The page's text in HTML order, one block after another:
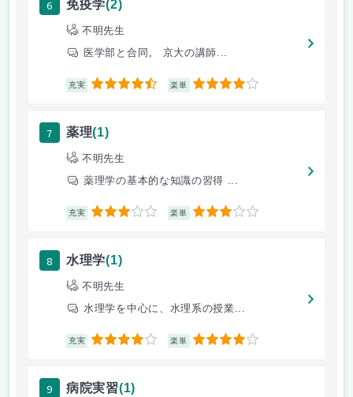
6 免疫学(2)
不明先生
医学部と合同。 京大の講師...
充実 4.5 楽単 4
7 薬理(1)
不明先生
薬理学の基本的な知識の習得 ...
充実 3 楽単 3
8 水理学(1)
不明先生
水理学を中心に、水理系の授業...
充実 4 楽単 4
9 病院実習(1)